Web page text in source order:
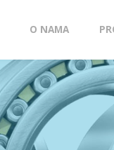
O NAMA